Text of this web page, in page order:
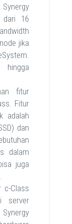
dari 16
jika
fitur
Fitur
adalah
dan
dalam
juga
c-Class
server